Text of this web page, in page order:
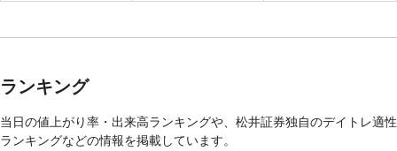
ランキング
当日の値上がり率・出来高ランキングや、松井証券独自のデイトレ適性
ランキングなどの情報を掲載しています。